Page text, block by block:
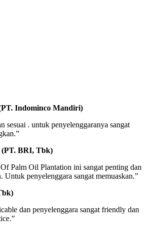
Indominco Mandiri)
sesuai . untuk penyelenggaranya sangat
(PT. BRI, Tbk)
Palm Oil Plantation ini sangat penting dan
Untuk penyelenggara sangat memuaskan.”
dan penyelenggara sangat friendly dan